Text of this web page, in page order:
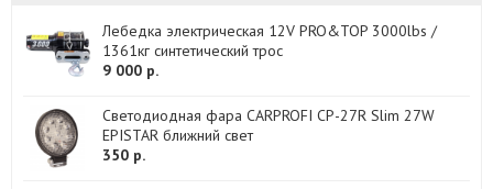
Лебедка электрическая 12V PRO&TOP 3000lbs /
1361кг cинтетический трос
9 000 р.
Светодиодная фара CARPROFI CP-27R Slim 27W
EPISTAR ближний свет
350 р.